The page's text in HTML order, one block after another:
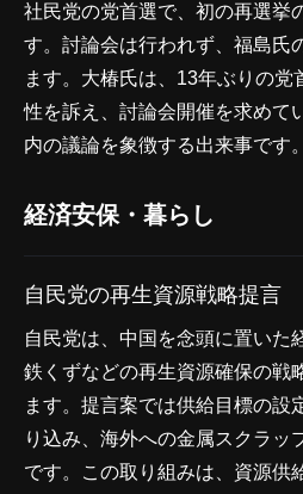
社民党の党首選で、初の再選挙
す。討論会は行われず、福島氏
ます。大椿氏は、13年ぶりの党
性を訴え、討論会開催を求めて
内の議論を象徴する出来事です。
経済安保・暮らし
自民党の再生資源戦略提言
自民党は、中国を念頭に置いた
鉄くずなどの再生資源確保の戦
ます。提言案では供給目標の設
り込み、海外への金属スクラッ
です。この取り組みは、資源供